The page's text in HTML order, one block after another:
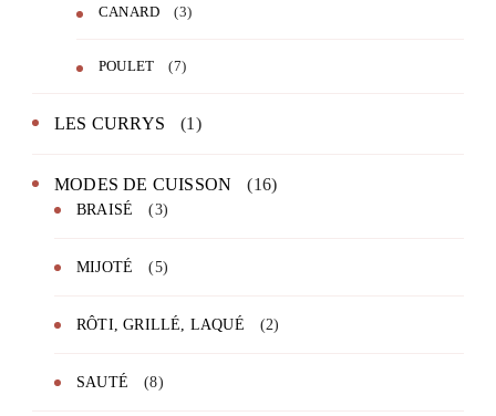
CANARD (3)
POULET (7)
LES CURRYS (1)
MODES DE CUISSON (16)
BRAISÉ (3)
MIJOTÉ (5)
RÔTI, GRILLÉ, LAQUÉ (2)
SAUTÉ (8)